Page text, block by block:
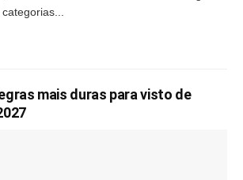
mais duras para visto de